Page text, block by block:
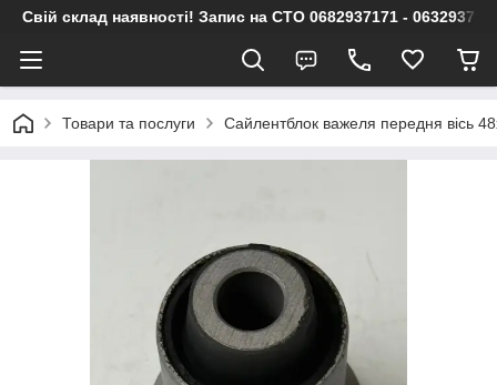
Свій склад наявності! Запис на СТО 0682937171 -
Товари та послуги Сайлентблок важеля передня вісь